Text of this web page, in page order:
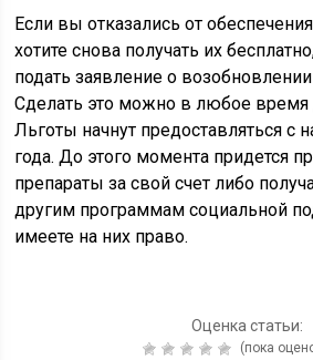
Если вы отказались от
хотите снова получать их
подать заявление о
Сделать это можно в любое время
Льготы начнут предоставляться с
года. До этого момента придется
препараты за свой счет либо
другим программам социальной
имеете на них право.
Оценка статьи:
(пока